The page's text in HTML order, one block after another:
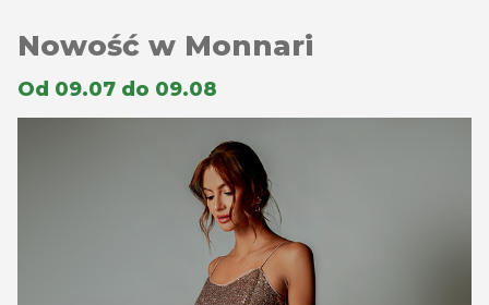
Nowość w Monnari
Od 09.07 do 09.08